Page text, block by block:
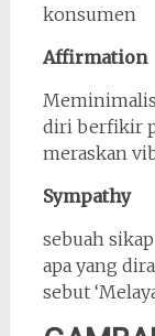
konsumen
Affirmation
diri berfikir
meraskan
Sympathy
sebuah
apa yang
sebut